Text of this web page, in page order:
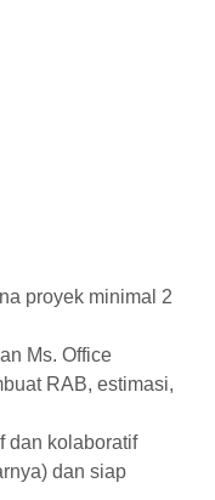
proyek minimal 2
Ms. Office
RAB, estimasi,
dan kolaboratif
dan siap